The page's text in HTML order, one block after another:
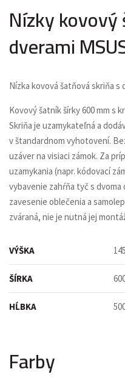
Nízky
dverami
Nízka kovová šatňová skriňa s
Kovový šatník šírky 600 mm s
Skriňa je uzamykateľná a
v štandardnom vyhotovení.
uzáver na visiaci zámok. Za
uzamykania (napr. kódovací
vybavenie zahŕňa tyč s
zavesenie oblečenia a
zváraná, nie je nutná jej
VÝŠKA
ŠÍRKA
HĹBKA
Farby